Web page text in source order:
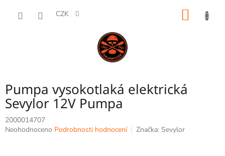
CZK
Pumpa vysokotlaká elektrická
Sevylor 12V Pumpa
2000014707
Průměrné
Neohodnoceno Podrobnosti hodnocení Značka: Sevylor